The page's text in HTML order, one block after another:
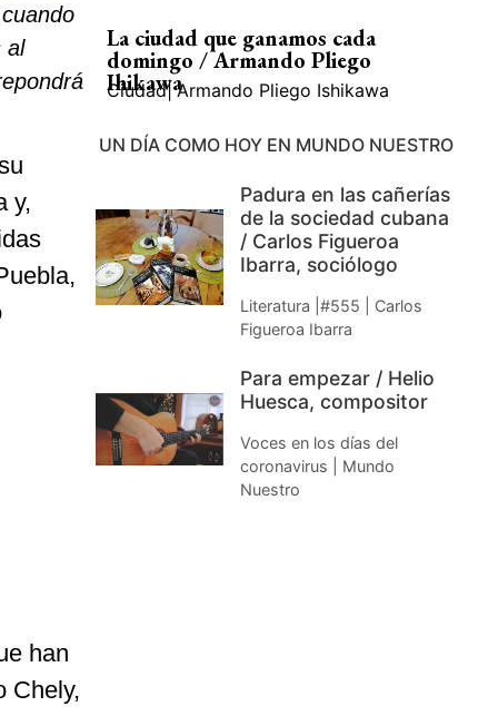
al
y,
han
Chely,
La ciudad que ganamos cada
domingo / Armando Pliego
Ihikawa
Ciudad| Armando Pliego Ishikawa
UN DÍA COMO HOY EN MUNDO NUESTRO
Padura en las cañerías
de la sociedad cubana
/ Carlos Figueroa
Ibarra, sociólogo
Literatura |#555 | Carlos
Figueroa Ibarra
Para empezar / Helio
Huesca, compositor
Voces en los días del
coronavirus | Mundo
Nuestro